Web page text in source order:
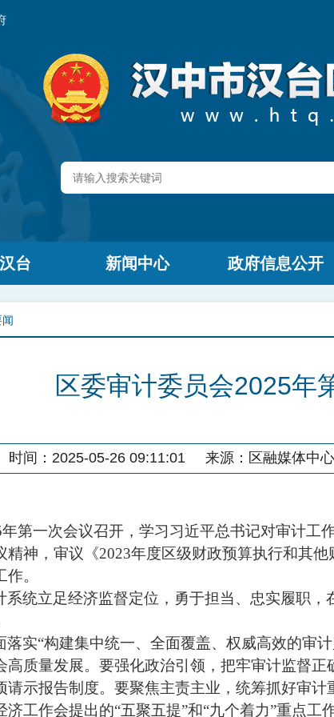
台 新闻中心 政府信息公开
区委审计委员会2025年
时间：2025-05-26 09:11:01 来源： 区融媒体中心
第一次会议召开，学习习近平总书记对审计
神，审议《2023年度区级财政预算执行和其
。
统立足经济监督定位，勇于担当、忠实履职
实“构建集中统一、全面覆盖、权威高效的审
高质量发展。要强化政治引领，把牢审计监督
示报告制度。要聚焦主责主业，统筹抓好审
工作会提出的“五聚五提”和“九个着力”重点